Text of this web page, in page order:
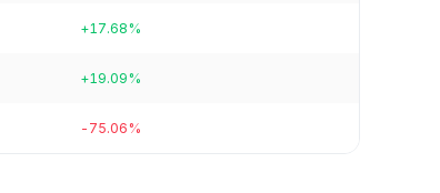
+17.68%
+19.09%
-75.06%